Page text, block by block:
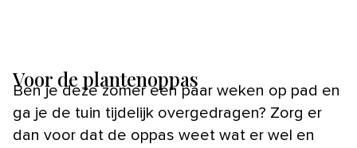
Voor de plantenoppas
Ben je deze zomer een paar weken op pad en
ga je de tuin tijdelijk overgedragen? Zorg er
dan voor dat de oppas weet wat er wel en